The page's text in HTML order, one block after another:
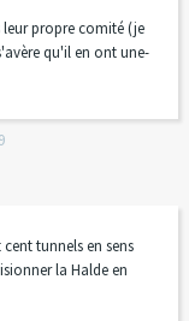
leur propre comité (je
qu'il en ont une-
tunnels en sens
la Halde en